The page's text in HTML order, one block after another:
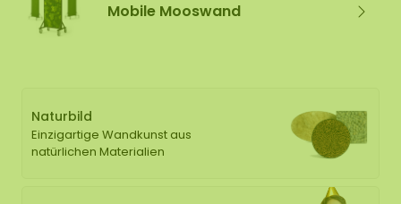
Mobile Mooswand
Naturbild
Einzigartige Wandkunst aus
natürlichen Materialien